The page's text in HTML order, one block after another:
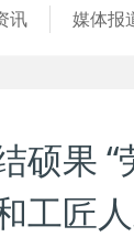
讯 媒体报
硕果
工匠